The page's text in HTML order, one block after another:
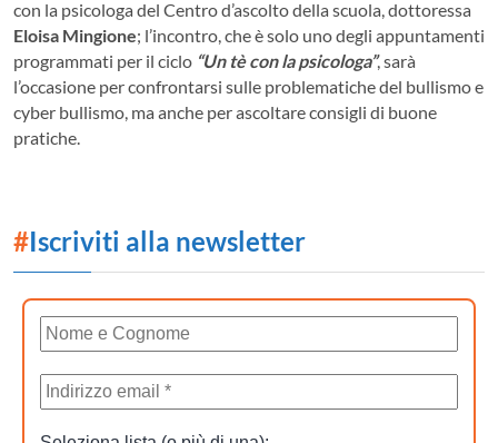
con la psicologa del Centro d’ascolto della scuola, dottoressa
Eloisa Mingione; l’incontro, che è solo uno degli appuntamenti
programmati per il ciclo “Un tè con la psicologa”, sarà
l’occasione per confrontarsi sulle problematiche del bullismo e
cyber bullismo, ma anche per ascoltare consigli di buone
pratiche.
#Iscriviti alla newsletter